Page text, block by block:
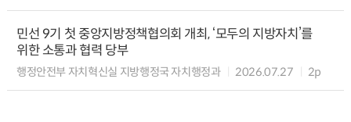
민선 9기 첫 중앙지방정책협의회 개최, ‘모두의 지방자치’를
위한 소통과 협력 당부
행정안전부 자치혁신실 지방행정국 자치행정과 2026.07.27 2p